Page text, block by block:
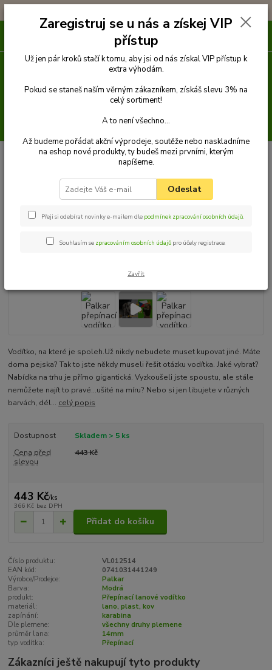
Venčení Vodítka Přepínací vodítka lanová
Vodítko přepínací
Palkar přepínací vodítko pro psy 250 cm x 14 mm černo-
Palkar přepínací vodítko pro psy
250 cm x 14 mm černo-modrá
TOP produkt
Vodítko, na které je spoleh.Už nikdy nebudete muset kupovat jiné. Máte
doma pejska? Tak to jste někdy museli řešit otázku vodítka. Jaké vybrat?
Nabídka na trhu je přímo gigantická. Vyzkoušeli jste spoustu, ale stále
nemůžete najít to pravé...ušité na míru? Nebo si jen libujete v různých
barvách, dél... celý popis
Dostupnost
Skladem > 5 ks
Cena před
slevou
443 Kč
443 Kč/ks
366 Kč bez DPH
Přidat do košíku
Číslo produktu:
VL012514
EAN kód:
0741031441249
Výrobce/Prodejce:
Palkar
Barva:
Modrá
produkt:
Přepínací lanové vodítko
materiál:
lano, plast, kov
zapínání:
karabina
Dle plemene:
všechny druhy plemene
průměr lana:
14mm
typ vodítka:
Přepínací
Zákazníci ještě nakupují tyto produkty
Zaregistruj se u nás a získej VIP
přístup
Už jen pár kroků stačí k tomu, aby jsi od nás získal VIP přístup k
extra výhodám.
Pokud se staneš naším věrným zákazníkem, získáš slevu 3% na
celý sortiment!
A to není všechno...
Až budeme pořádat akční výprodeje, soutěže nebo naskladníme
na eshop nové produkty, ty budeš mezi prvními, kterým
napíšeme.
Odeslat
Přeji si odebírat novinky e-mailem dle podmínek zpracování osobních údajů.
Souhlasím se zpracováním osobních údajů pro účely registrace.
Zavřít